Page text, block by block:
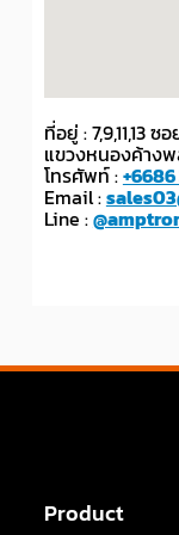
ที่อยู่ : 7,9,11,13
แขวงหนองค้าง
โทรศัพท์ :
Email :
Line :
Product